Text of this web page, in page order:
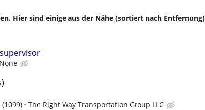
Hier sind einige aus der Nähe (sortiert nach Entfernung)
None
The Right Way Transportation Group LLC